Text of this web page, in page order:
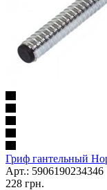
Гриф гантельный
Арт.: 5906190234346
228 грн.